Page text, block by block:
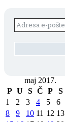
maj 2017.
P U S Č P S
1
2 3 4 5 6
8
9 10 11 12 13